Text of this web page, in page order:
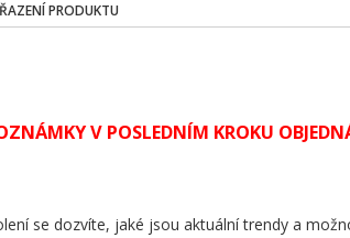
PRODUKTU
V POSLEDNÍM KROKU
se dozvíte, jaké jsou aktuální trendy a